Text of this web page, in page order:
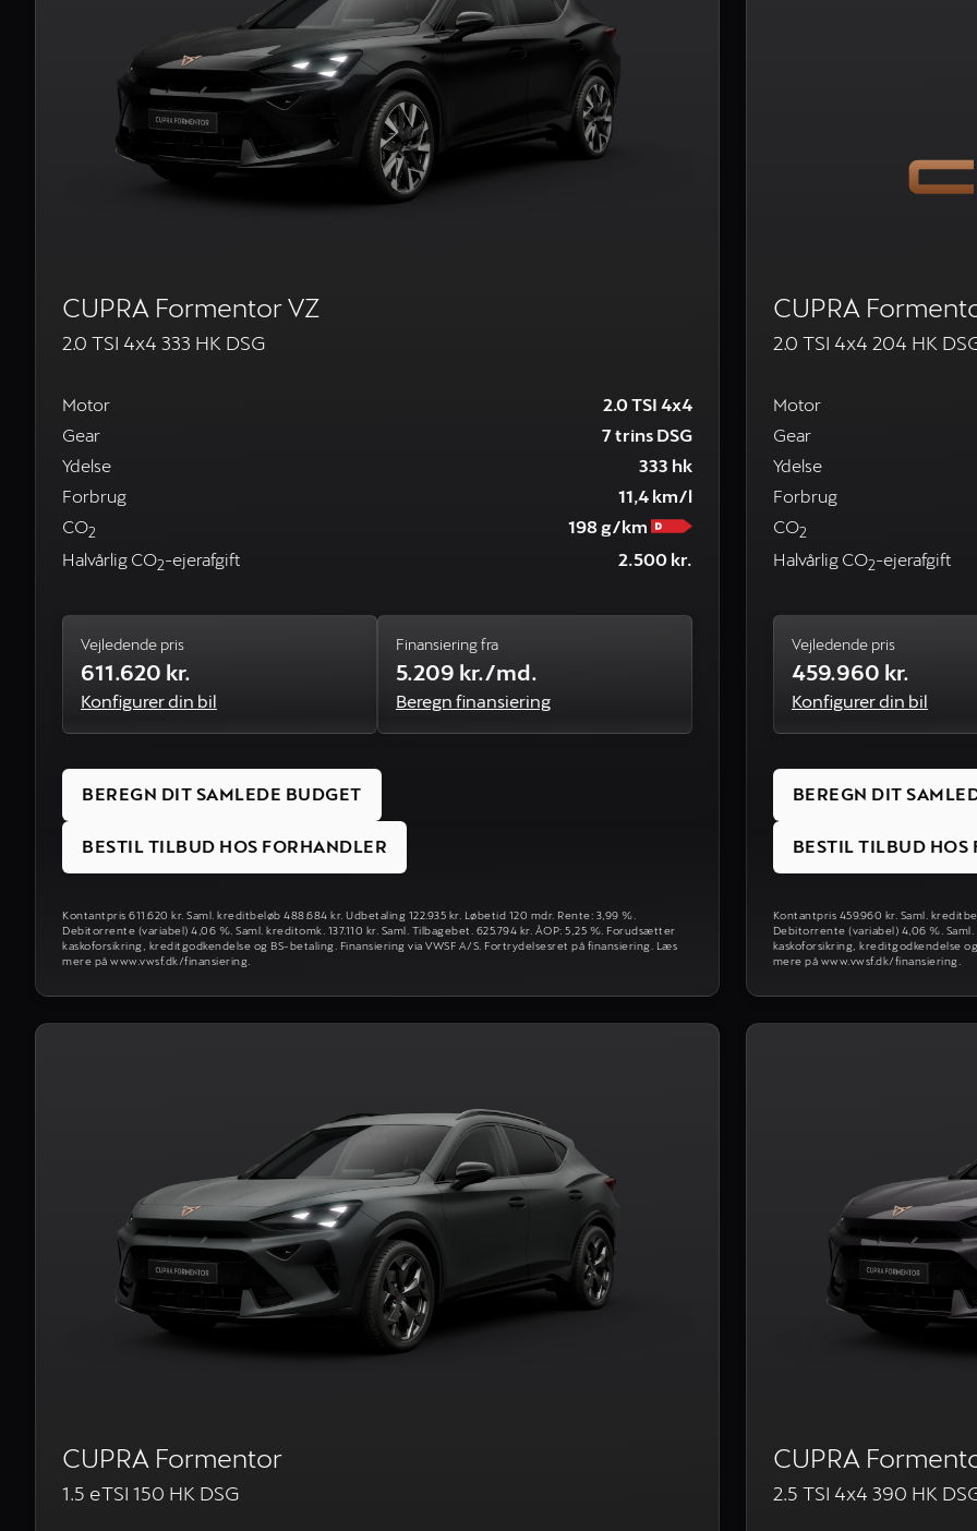
CUPRA Formentor VZ
2.0 TSI 4x4 333 HK DSG
2.0 TSI 4x4
Motor
7 trins DSG
Gear
333 hk
Ydelse
11,4 km/l
Forbrug
198 g/km
CO2
2.500 kr.
Halvårlig CO2-ejerafgift
Vejledende pris
611.620 kr.
Konfigurer din bil
Finansiering fra
5.209 kr./md.
Beregn finansiering
BEREGN DIT SAMLEDE BUDGET
BESTIL TILBUD HOS FORHANDLER
Kontantpris 611.620 kr. Saml. kreditbeløb 488.684 kr. Udbetaling 122.935 kr. Løbetid 120 mdr. Rente: 3,99 %.
Debitorrente (variabel) 4,06 %. Saml. kreditomk. 137.110 kr. Saml. Tilbagebet. 625.794 kr. ÅOP: 5,25 %. Forudsætter
kaskoforsikring, kreditgodkendelse og BS-betaling. Finansiering via VWSF A/S. Fortrydelsesret på finansiering. Læs
mere på www.vwsf.dk/finansiering.
CUPRA
2.0 TSI 4x4 204 HK
Motor
Gear
Ydelse
Forbrug
CO2
Halvårlig CO2-ejerafgift
Vejledende pris
459.960 kr.
Konfigurer din bil
BEREGN DIT
BESTIL TILBUD HOS
Kontantpris 459.960 kr. Saml.
Debitorrente (variabel) 4,06 %. Saml.
kaskoforsikring, kreditgodkendelse
mere på www.vwsf.dk/finansiering.
CUPRA Formentor
1.5 eTSI 150 HK DSG
CUPRA
2.5 TSI 4x4 390 HK